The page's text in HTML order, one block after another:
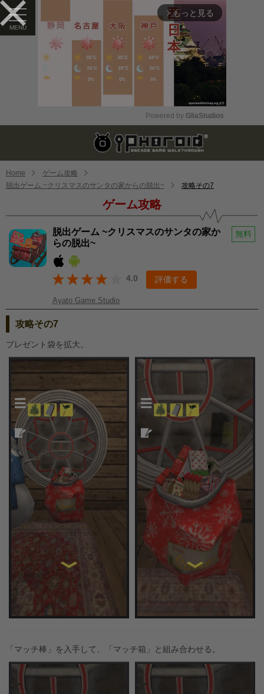
arrow_forward_ios もっと見る
Mute
Powered by GliaStudios
Home
ゲーム攻略
脱出ゲーム ~クリスマスのサンタの家からの脱出~
攻略その7
ゲーム攻略
脱出ゲーム ~クリスマスのサンタの家か
らの脱出~
無料
4.0 評価する
Ayato Game Studio
攻略その7
プレゼント袋を拡大。
「マッチ棒」を入手して、「マッチ箱」と組み合わせる。